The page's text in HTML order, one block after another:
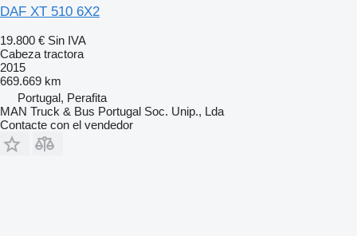
DAF XT 510 6X2
19.800 € Sin IVA
Cabeza tractora
2015
669.669 km
Portugal, Perafita
MAN Truck & Bus Portugal Soc. Unip., Lda
Contacte con el vendedor